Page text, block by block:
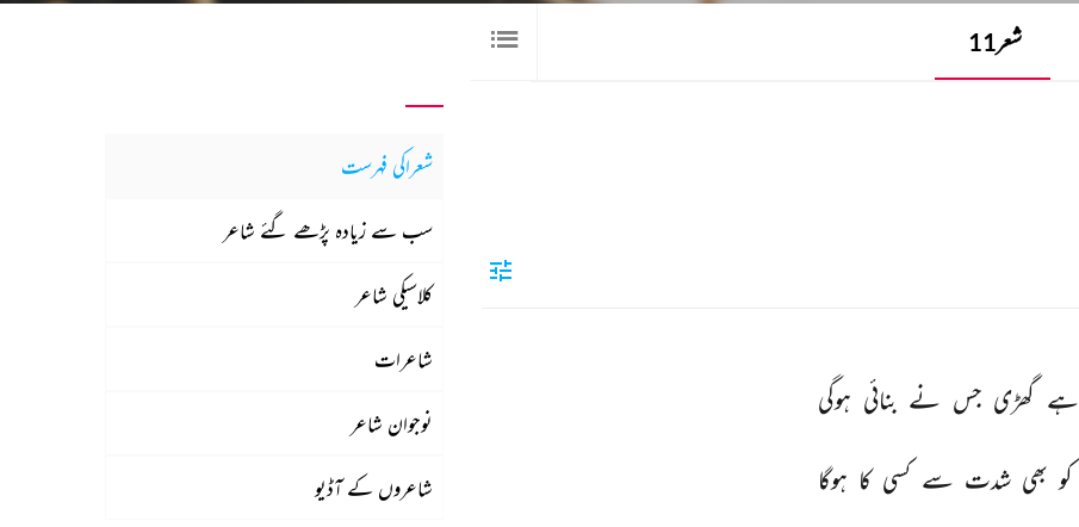
شعر11
ہے گھڑی جس نے بنائی ہوگی
کو بھی شدت سے کسی کا ہوگا
شعراکی فہرست
سب سے زیادہ پڑھے گئے شاعر
کلاسیکی شاعر
شاعرات
نوجوان شاعر
شاعروں کے آڈیو